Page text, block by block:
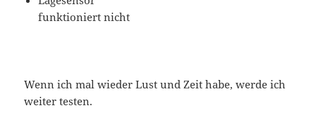
funktioniert nicht
Wenn ich mal wieder Lust und Zeit habe, werde ich
weiter testen.